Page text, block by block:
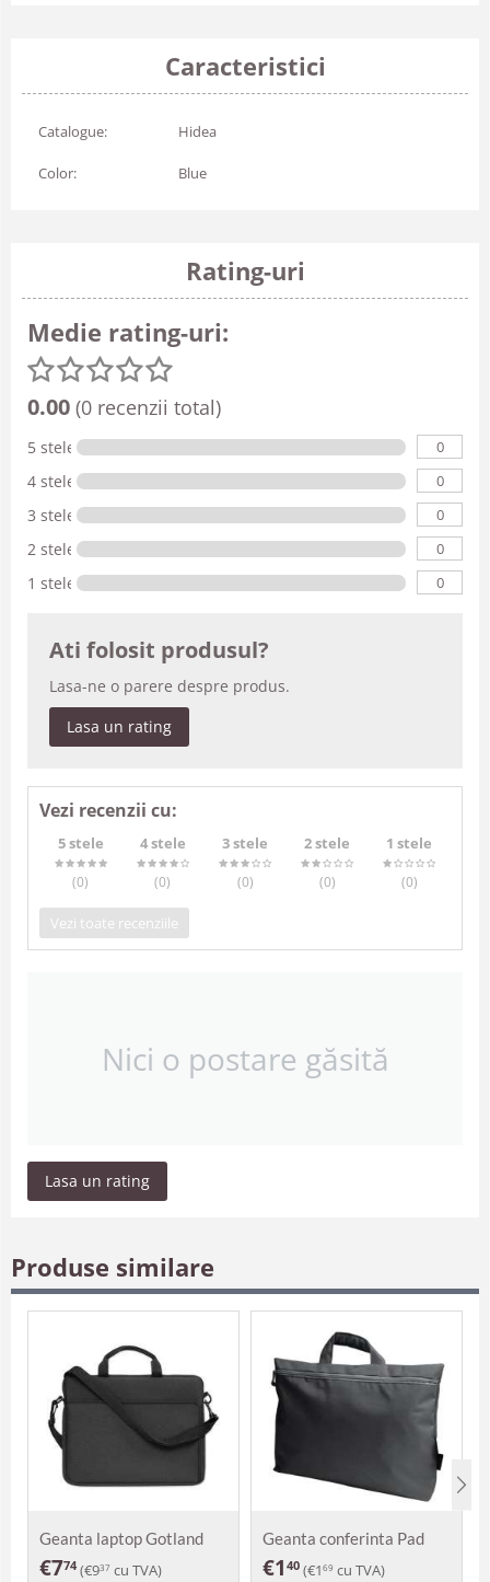
Caracteristici
Catalogue: Hidea
Color: Blue
Rating-uri
Medie rating-uri:
0.00 (0 recenzii total)
5 stele 0
4 stele 0
3 stele 0
2 stele 0
1 stele 0
Ati folosit produsul?
Lasa-ne o parere despre produs.
Lasa un rating
Vezi recenzii cu:
5 stele
(0)
4 stele
(0)
3 stele
(0)
2 stele
(0)
1 stele
(0)
Vezi toate recenziile
Nici o postare găsită
Lasa un rating
Produse similare
Geanta laptop Gotland
€774 (€937 cu TVA)
Geanta conferinta Pad
€1 40 (€1 69 cu TVA)